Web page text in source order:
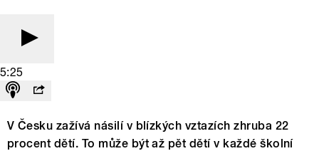
5:25
V Česku zažívá násilí v blízkých vztazích zhruba 22
procent dětí. To může být až pět dětí v každé školní